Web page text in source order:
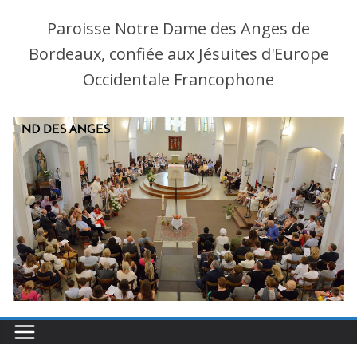
Paroisse Notre Dame des Anges de
Bordeaux, confiée aux Jésuites d'Europe
Occidentale Francophone